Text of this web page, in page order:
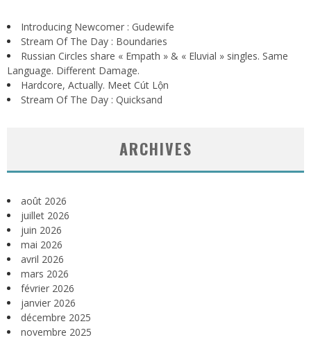
Introducing Newcomer : Gudewife
Stream Of The Day : Boundaries
Russian Circles share « Empath » & « Eluvial » singles. Same
Language. Different Damage.
Hardcore, Actually. Meet Cút Lộn
Stream Of The Day : Quicksand
ARCHIVES
août 2026
juillet 2026
juin 2026
mai 2026
avril 2026
mars 2026
février 2026
janvier 2026
décembre 2025
novembre 2025